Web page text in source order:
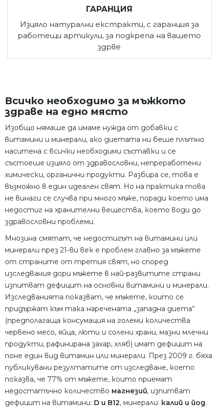
Всичко необходимо за мъжкото
здраве на едно място
Изобщо нямаше да имаме нужда от добавки с
витамини и минерали, ако диетата ни беше плътно
наситена с всички необходими съставки и се
състоеше изцяло от здравословни, непреработени
химически, органични продукти. Разбира се, това е
възможно в един идеален свят. Но на практика това
не винаги се случва при много мъже, поради което има
недостиг на хранителни вещества, което води до
здравословни проблеми.
Мнозина смятат, че недостигът на витамини или
минерали през 21-ви век е проблем главно за мъжете
от страните от третия свят, но според
изследвания дори мъжете в най-развитите страни
изпитват дефицит на основни витамини и минерали.
Изследванията показват, че мъжете, които се
придържат към така наречената „западна диета“
(предполагаща консумация на големи количества
червено месо, яйца, люти и солени храни, мазни млечни
продукти, рафинирана захар, хляб) имат дефицит на
поне един вид витамин или минерали. През 2009 г. бяха
публикувани резултатите от изследване, което
показва, че 77% от мъжете, които приемат
недостатъчно количество магнезий, изпитват
дефицит на витамини: D и B12, минерали: калий и йод.
ГАРАНЦИЯ
Изцяло натурални екстракти, с гаранция за
работещи артикули, за подкрепа на вашето
здрве